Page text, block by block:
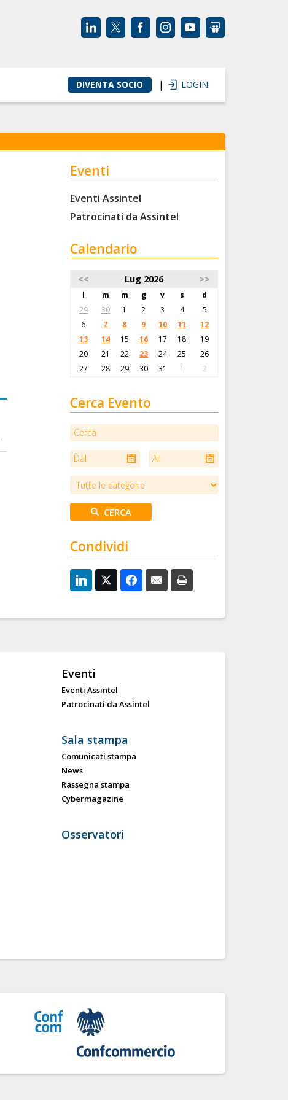
DIVENTA SOCIO | LOGIN
Eventi
Eventi Assintel
Patrocinati da Assintel
Calendario
<< Lug 2026 >>
l m m g v s
d
29
30 1 2 3 4
5
6
7 8 9 10 11
12
13
14 15 16 17 18
19
20
21 22 23 24 25
26
27
28 29 30 31 1 2
Cerca Evento
Condividi
Eventi
Eventi Assintel
Patrocinati da Assintel
Sala stampa
Comunicati stampa
News
Rassegna stampa
Cybermagazine
Osservatori